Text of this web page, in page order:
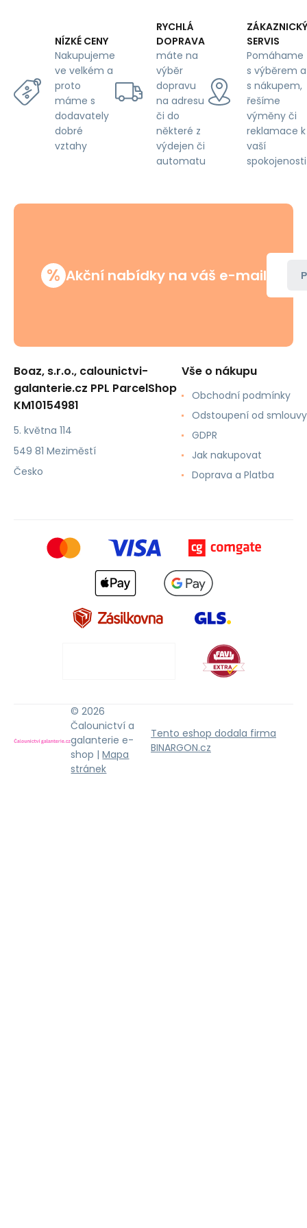
NÍZKÉ CENY
Nakupujeme
ve velkém a
proto
máme s
dodavately
dobré
vztahy
RYCHLÁ
DOPRAVA
máte na
výběr
dopravu
na adresu
či do
některé z
výdejen či
automatu
ZÁKAZNICKÝ
SERVIS
Pomáhame
s výběrem a
s nákupem,
řešíme
výměny či
reklamace k
vaší
spokojenosti
% Akční nabídky na váš e-mail
Boaz, s.r.o., calounictvi-
galanterie.cz PPL ParcelShop
KM10154981
5. května 114
549 81 Meziměstí
Česko
Vše o nákupu
Obchodní podmínky
Odstoupení od smlouvy
GDPR
Jak nakupovat
Doprava a Platba
© 2026
Čalounictví a
galanterie e-
shop |Mapa
stránek
Tento eshop dodala firma
BINARGON.cz